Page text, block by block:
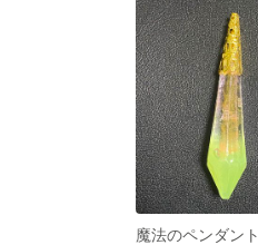
魔法のペンダント